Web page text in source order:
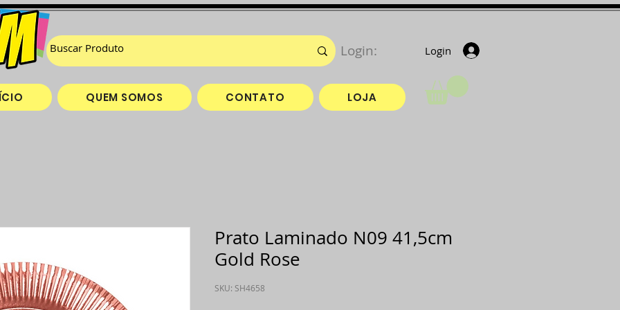
Login
QUEM SOMOS CONTATO LOJA
Login:
Prato Laminado N09 41,5cm
Gold Rose
SKU: SH4658